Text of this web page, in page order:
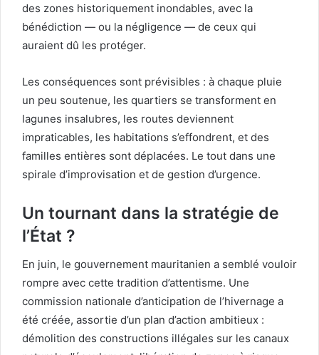
des zones historiquement inondables, avec la
bénédiction — ou la négligence — de ceux qui
auraient dû les protéger.
Les conséquences sont prévisibles : à chaque pluie
un peu soutenue, les quartiers se transforment en
lagunes insalubres, les routes deviennent
impraticables, les habitations s’effondrent, et des
familles entières sont déplacées. Le tout dans une
spirale d’improvisation et de gestion d’urgence.
Un tournant dans la stratégie de
l’État ?
En juin, le gouvernement mauritanien a semblé vouloir
rompre avec cette tradition d’attentisme. Une
commission nationale d’anticipation de l’hivernage a
été créée, assortie d’un plan d’action ambitieux :
démolition des constructions illégales sur les canaux